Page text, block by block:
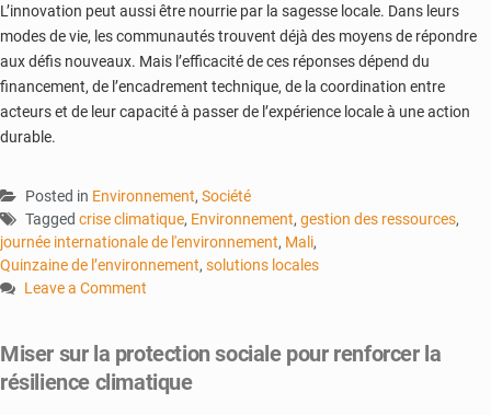
L’innovation peut aussi être nourrie par la sagesse locale. Dans leurs
modes de vie, les communautés trouvent déjà des moyens de répondre
aux défis nouveaux. Mais l’efficacité de ces réponses dépend du
financement, de l’encadrement technique, de la coordination entre
acteurs et de leur capacité à passer de l’expérience locale à une action
durable.
Posted in Environnement, Société
Tagged crise climatique, Environnement, gestion des ressources,
journée internationale de l'environnement, Mali,
Quinzaine de l’environnement, solutions locales
Leave a Comment
:
Le
Miser sur la protection sociale pour renforcer la
résilience climatique